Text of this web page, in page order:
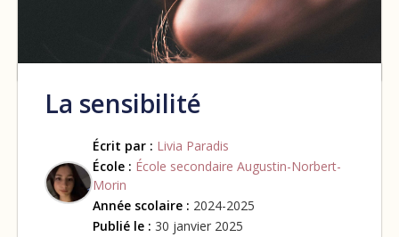
La sensibilité
Écrit par : Livia Paradis
École : École secondaire Augustin-Norbert-
Morin
Année scolaire : 2024-2025
Publié le : 30 janvier 2025